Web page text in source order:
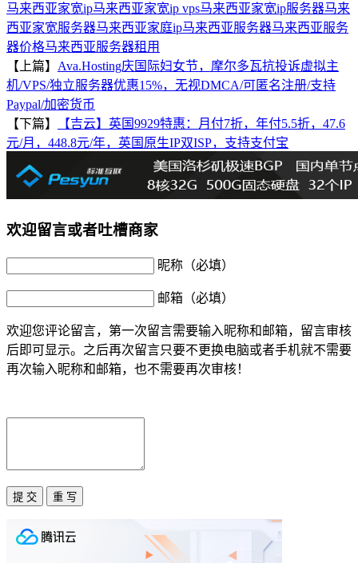
马来西亚家宽ip马来西亚家宽ip vps马来西亚家宽ip服务器马来
西亚家宽服务器马来西亚家庭ip马来西亚服务器马来西亚服务
器价格马来西亚服务器租用
【上篇】 Ava.Hosting庆国际妇女节，摩尔多瓦抗投诉虚拟主
机/VPS/独立服务器优惠15%，无视DMCA/可匿名注册/支持
Paypal/加密货币
【下篇】
【吉云】英国9929特惠：月付7折，年付5.5折，47.6
元/月，448.8元/年，英国原生IP双ISP，支持支付宝
欢迎留言或者吐槽商家
昵称（必填）
邮箱（必填）
欢迎您评论留言，第一次留言需要输入昵称和邮箱，留言审核
后即可显示。之后再次留言只要不更换电脑或者手机就不需要
再次输入昵称和邮箱，也不需要再次审核！